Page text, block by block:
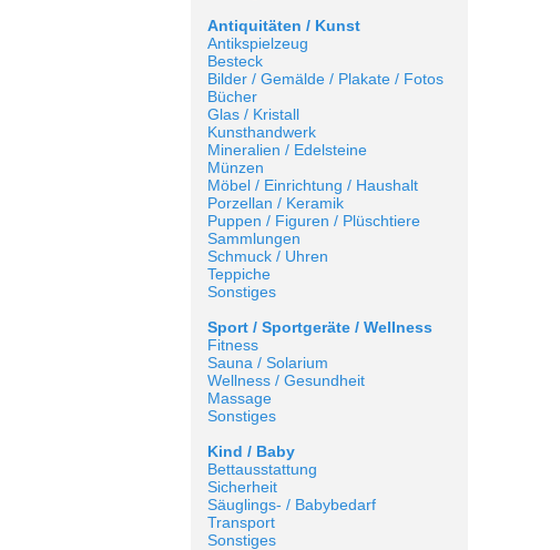
Antiquitäten / Kunst
Antikspielzeug
Besteck
Bilder / Gemälde / Plakate / Fotos
Bücher
Glas / Kristall
Kunsthandwerk
Mineralien / Edelsteine
Münzen
Möbel / Einrichtung / Haushalt
Porzellan / Keramik
Puppen / Figuren / Plüschtiere
Sammlungen
Schmuck / Uhren
Teppiche
Sonstiges
Sport / Sportgeräte / Wellness
Fitness
Sauna / Solarium
Wellness / Gesundheit
Massage
Sonstiges
Kind / Baby
Bettausstattung
Sicherheit
Säuglings- / Babybedarf
Transport
Sonstiges